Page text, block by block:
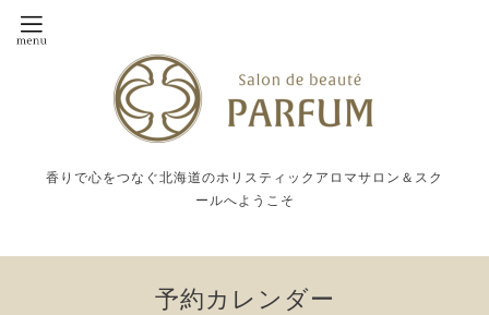
香りで心をつなぐ北海道のホリスティックアロマサロン＆スク
ールへようこそ
予約カレンダー